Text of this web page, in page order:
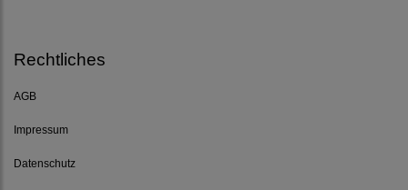
Rechtliches
AGB
Impressum
Datenschutz